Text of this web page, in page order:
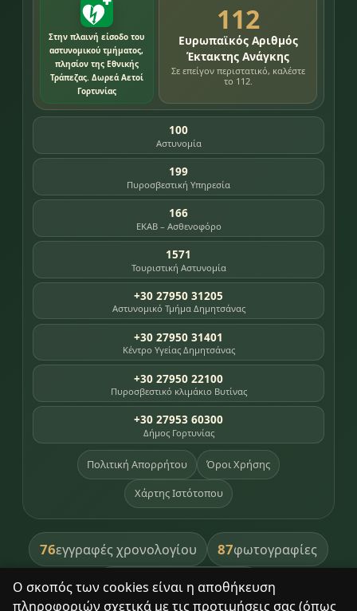
Ο σκοπός των cookies είναι η αποθήκευση
πληροφοριών σχετικά με τις προτιμήσεις σας (όπως
Στην πλαινή είσοδο του
αστυνομικού τμήματος,
πλησίον της Εθνικής
Τράπεζας. Δωρεά Αετοί
Γορτυνίας
112
Ευρωπαϊκός Αριθμός
Έκτακτης Ανάγκης
Σε επείγον περιστατικό, καλέστε
το 112.
100
Αστυνομία
199
Πυροσβεστική Υπηρεσία
166
ΕΚΑΒ – Ασθενοφόρο
1571
Τουριστική Αστυνομία
+30 27950 31205
Αστυνομικό Τμήμα Δημητσάνας
+30 27950 31401
Κέντρο Υγείας Δημητσάνας
+30 27950 22100
Πυροσβεστικό κλιμάκιο Βυτίνας
+30 27953 60300
Δήμος Γορτυνίας
Πολιτική Απορρήτου Όροι Χρήσης
Χάρτης Ιστότοπου
76εγγραφές χρονολογίου 87φωτογραφίες
391βιβλία βιβλιοθήκης